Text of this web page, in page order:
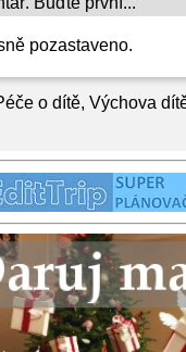
o dítě, Výchova
pozastaveno.